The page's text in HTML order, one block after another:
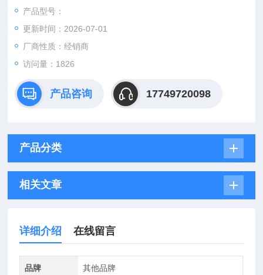
产品型号：
更新时间：2026-07-01
厂商性质：经销商
访问量：1826
产品咨询 17749720098
产品分类
相关文章
详细介绍 在线留言
品牌 其他品牌